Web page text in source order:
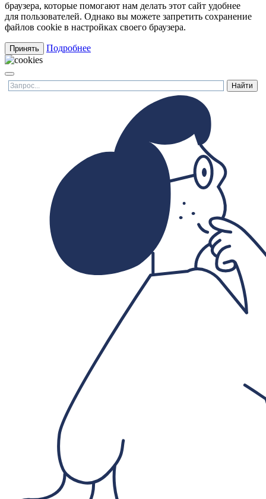
браузера, которые помогают нам делать этот сайт удобнее
для пользователей. Однако вы можете запретить сохранение
файлов cookie в настройках своего браузера.
Принять Подробнее